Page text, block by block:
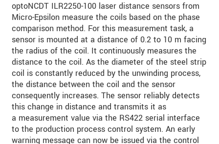
optoNCDT ILR2250-100 laser distance sensors from
Micro-Epsilon measure the coils based on the phase
comparison method. For this measurement task, a
sensor is mounted at a distance of 0.2 to 10 m facing
the radius of the coil. It continuously measures the
distance to the coil. As the diameter of the steel strip
coil is constantly reduced by the unwinding process,
the distance between the coil and the sensor
consequently increases. The sensor reliably detects
this change in distance and transmits it as
a measurement value via the RS422 serial interface
to the production process control system. An early
warning message can now be issued via the control